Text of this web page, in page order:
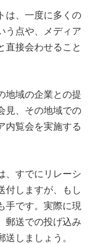
は、一度に多くの
う点や、メディア
直接会わせること
地域の企業との提
見、その地域での
内覧会を実施する
、すでにリレーシ
付しますが、もし
手です。実際に現
郵送での投げ込み
しましょう。